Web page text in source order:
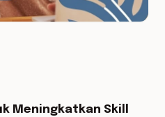
Meningkatkan Skill